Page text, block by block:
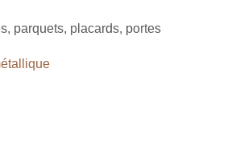
parquets, placards, portes